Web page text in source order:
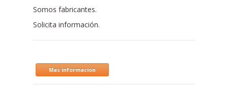
Somos fabricantes.
Solicita información.
Mas informacion